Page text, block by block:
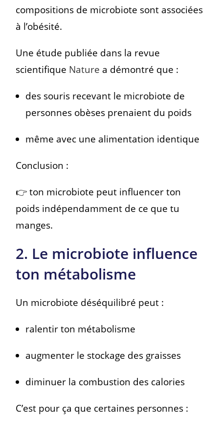
compositions de microbiote sont associées
à l’obésité.
Une étude publiée dans la revue
scientifique Nature a démontré que :
des souris recevant le microbiote de
personnes obèses prenaient du poids
même avec une alimentation identique
Conclusion :
👉 ton microbiote peut influencer ton
poids indépendamment de ce que tu
manges.
2. Le microbiote influence
ton métabolisme
Un microbiote déséquilibré peut :
ralentir ton métabolisme
augmenter le stockage des graisses
diminuer la combustion des calories
C’est pour ça que certaines personnes :